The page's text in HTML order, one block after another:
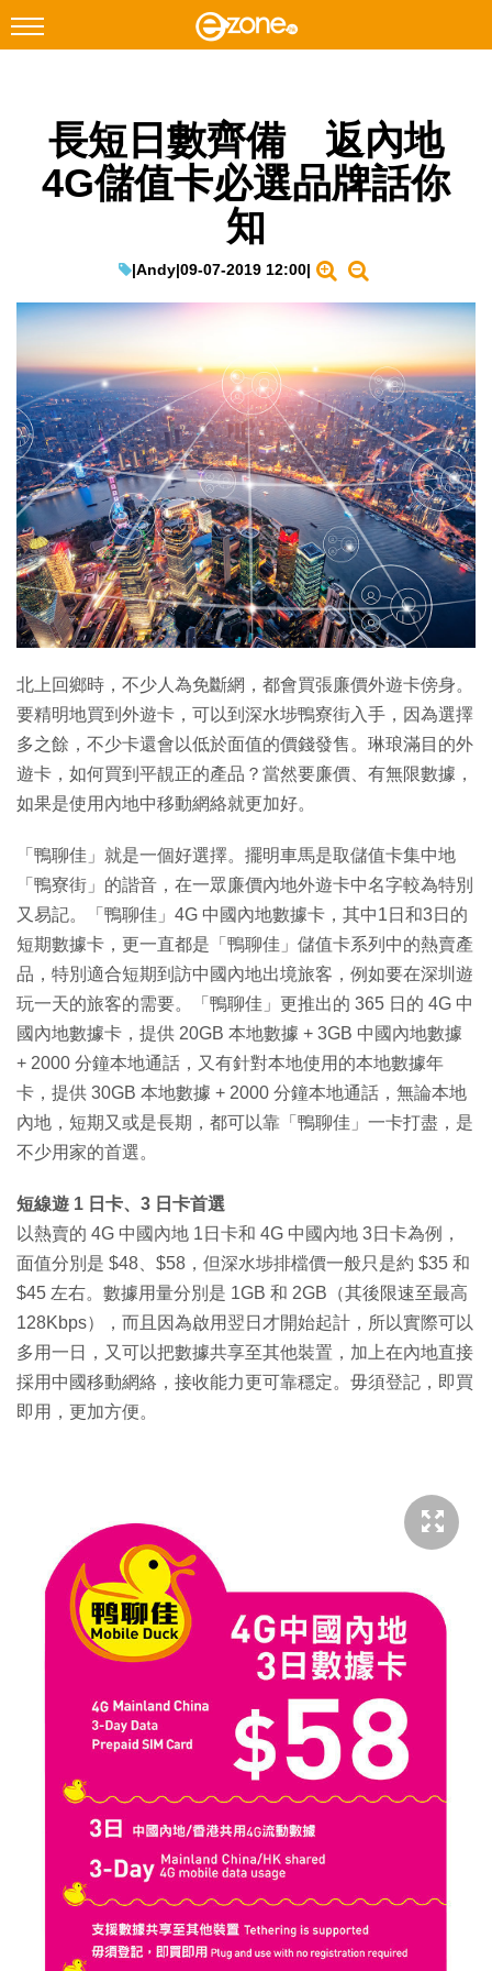
Facebook Instagram
科技焦點
教學評測
IT Times
生成式AI與雲端應用
Enterprise Digital Transformation
特集
長短日數齊備 返內地
4G儲值卡必選品牌話你
知
|Andy|09-07-2019 12:00|
北上回鄉時，不少人為免斷網，都會買張廉價外遊卡傍身。
要精明地買到外遊卡，可以到深水埗鴨寮街入手，因為選擇
多之餘，不少卡還會以低於面值的價錢發售。琳琅滿目的外
遊卡，如何買到平靚正的產品？當然要廉價、有無限數據，
如果是使用內地中移動網絡就更加好。
「鴨聊佳」就是一個好選擇。擺明車馬是取儲值卡集中地
「鴨寮街」的諧音，在一眾廉價內地外遊卡中名字較為特別
又易記。「鴨聊佳」4G 中國內地數據卡，其中1日和3日的
短期數據卡，更一直都是「鴨聊佳」儲值卡系列中的熱賣產
品，特別適合短期到訪中國內地出境旅客，例如要在深圳遊
玩一天的旅客的需要。「鴨聊佳」更推出的 365 日的 4G 中
國內地數據卡，提供 20GB 本地數據 + 3GB 中國內地數據
+ 2000 分鐘本地通話，又有針對本地使用的本地數據年
卡，提供 30GB 本地數據 + 2000 分鐘本地通話，無論本地
內地，短期又或是長期，都可以靠「鴨聊佳」一卡打盡，是
不少用家的首選。
短線遊 1 日卡、3 日卡首選
以熱賣的 4G 中國內地 1日卡和 4G 中國內地 3日卡為例，
面值分別是 $48、$58，但深水埗排檔價一般只是約 $35 和
$45 左右。數據用量分別是 1GB 和 2GB（其後限速至最高
128Kbps），而且因為啟用翌日才開始起計，所以實際可以
多用一日，又可以把數據共享至其他裝置，加上在內地直接
採用中國移動網絡，接收能力更可靠穩定。毋須登記，即買
即用，更加方便。